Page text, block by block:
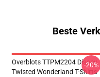
Beste
Overblots TTPM2204 Disney
Twisted Wonderland T-Shirts
-20%